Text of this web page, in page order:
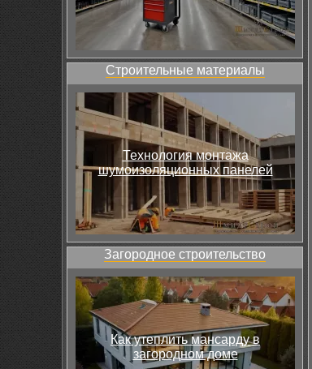
Строительные материалы
Технология монтажа
шумоизоляционных панелей
Загородное строительство
Как утеплить мансарду в
загородном доме